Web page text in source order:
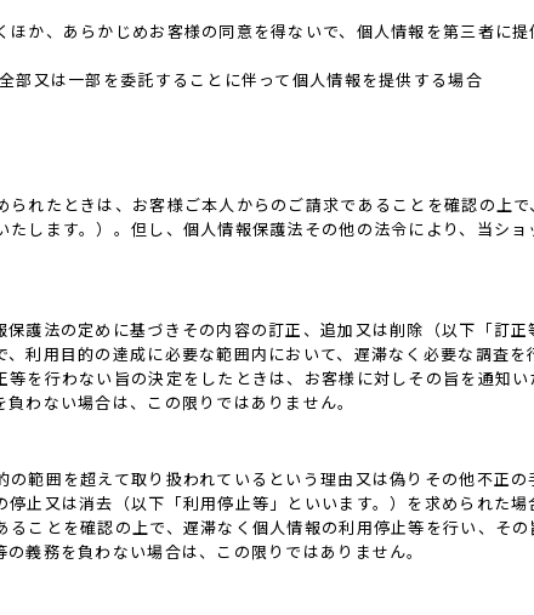
か、あらかじめお客様の同意を得ないで、個人情報を第三者に提
部又は一部を委託することに伴って個人情報を提供する場合
れたときは、お客様ご本人からのご請求であることを確認の上
します。）。但し、個人情報保護法その他の法令により、当ショ
護法の定めに基づきその内容の訂正、追加又は削除（以下「訂正
利用目的の達成に必要な範囲内において、遅滞なく必要な調査を
を行わない旨の決定をしたときは、お客様に対しその旨を通知い
わない場合は、この限りではありません。
範囲を超えて取り扱われているという理由又は偽りその他不正の
止又は消去（以下「利用停止等」といいます。）を求められた場
ことを確認の上で、遅滞なく個人情報の利用停止等を行い、そ
義務を負わない場合は、この限りではありません。